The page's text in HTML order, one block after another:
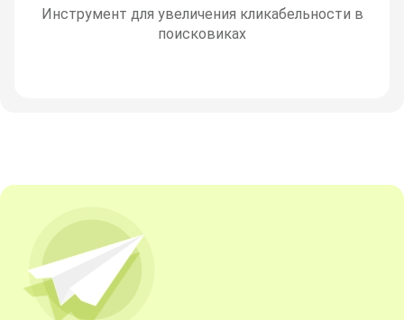
Инструмент для увеличения кликабельности в
поисковиках